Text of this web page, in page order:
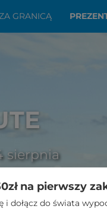
GRANICĄ
sierpnia
na pierwszy
i dołącz do świata